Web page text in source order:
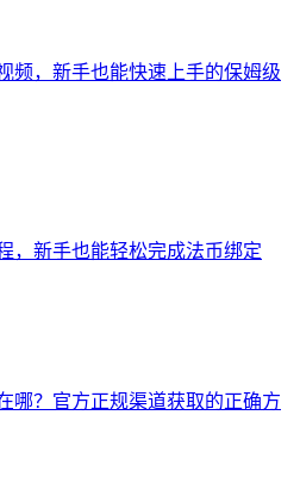
频，新手也能快速上手的保姆级
，新手也能轻松完成法币绑定
哪？官方正规渠道获取的正确方